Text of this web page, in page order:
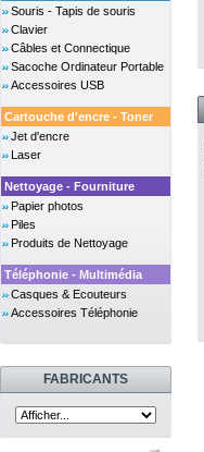
Souris - Tapis de souris
Clavier
Câbles et Connectique
Sacoche Ordinateur Portable
Accessoires USB
Cartouche d'encre - Toner
Jet d'encre
Laser
Nettoyage - Fourniture
Papier photos
Piles
Produits de Nettoyage
Téléphonie - Multimédia
Casques & Ecouteurs
Accessoires Téléphonie
FABRICANTS